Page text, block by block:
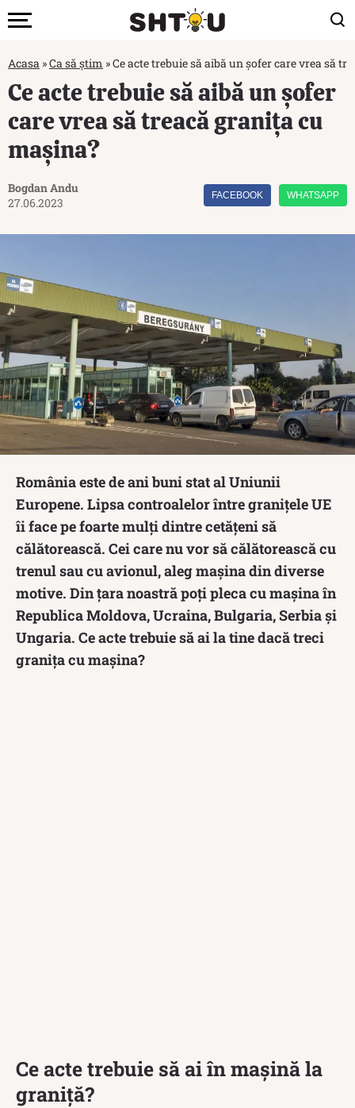
Acasa »Ca să știm »Ce acte trebuie să aibă un șofer care vrea să
Ce acte trebuie să aibă un șofer
care vrea să treacă granița cu
mașina?
Bogdan Andu
27.06.2023
FACEBOOK WHATSAPP
România este de ani buni stat al Uniunii
Europene. Lipsa controalelor între granițele UE
îi face pe foarte mulți dintre cetățeni să
călătorească. Cei care nu vor să călătorească cu
trenul sau cu avionul, aleg mașina din diverse
motive. Din țara noastră poți pleca cu mașina în
Republica Moldova, Ucraina, Bulgaria, Serbia și
Ungaria. Ce acte trebuie să ai la tine dacă treci
granița cu mașina?
Ce acte trebuie să ai în mașină la
graniță?